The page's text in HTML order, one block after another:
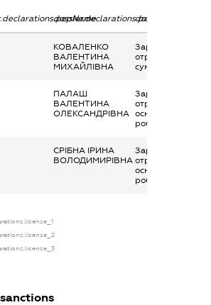
dossier.declarations.personName
КОВАЛЕНКО
ВАЛЕНТИНА
МИХАЙЛІВНА
Заробітна плата
отримана за
сумісництвом
ПАЛАШ
ВАЛЕНТИНА
ОЛЕКСАНДРІВНА
Заробітна плата
отримана за
основним місцем
роботи
СРІБНА ІРИНА
ВОЛОДИМИРІВНА
Заробітна плата
отримана за
основним місцем
роботи